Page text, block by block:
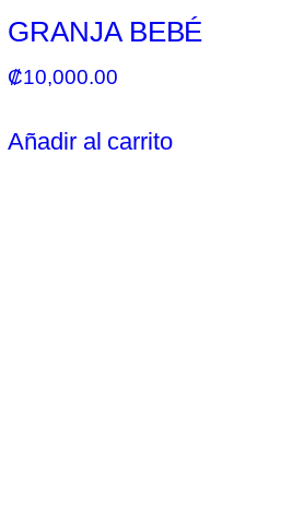
GRANJA BEBÉ
₡10,000.00
Añadir al carrito